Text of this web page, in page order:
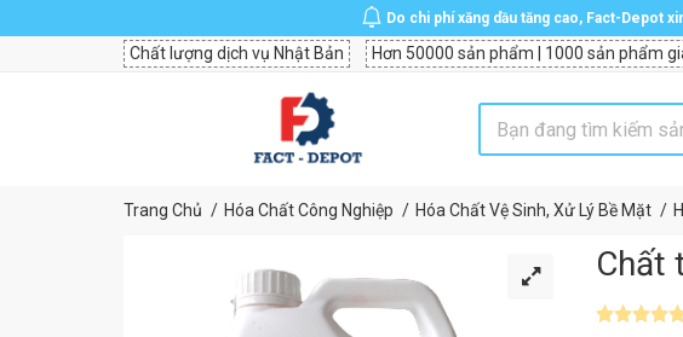
Do chi phí xăng dầu tăng cao, Fact-Depot
Chất lượng dịch vụ Nhật Bản Hơn 50000 sản phẩm | 1000 sản phẩm
Trang Chủ Hóa Chất Công Nghiệp Hóa Chất Vệ Sinh, Xử Lý Bề Mặt
Chất